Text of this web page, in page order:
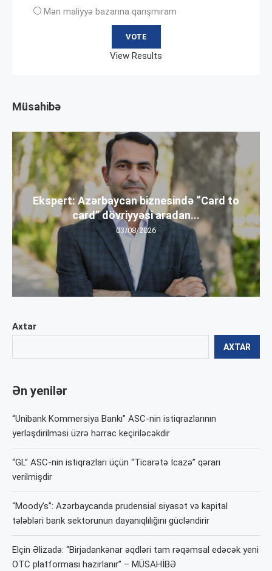
Axtar
AXTAR
Ən yenilər
“Unibank Kommersiya Bankı” ASC-nin istiqrazlarının
yerləşdirilməsi üzrə hərrac keçiriləcəkdir
“GL” ASC-nin istiqrazları üçün “Ticarətə İcazə” qərarı
verilmişdir
“Moody’s”: Azərbaycanda prudensial siyasət və kapital
tələbləri bank sektorunun dayanıqlılığını gücləndirir
Elçin Əlizadə: “Birjadankənar əqdləri tam rəqəmsal edəcək yeni
OTC platforması hazırlanır” – MÜSAHİBƏ
Mən maliyyə bazarına qarışmıram
View Results
Müsahibə
Ekspert: Azərbaycan biznesində “Card to
card” dövriyyəsi aradan...
03/08/2026